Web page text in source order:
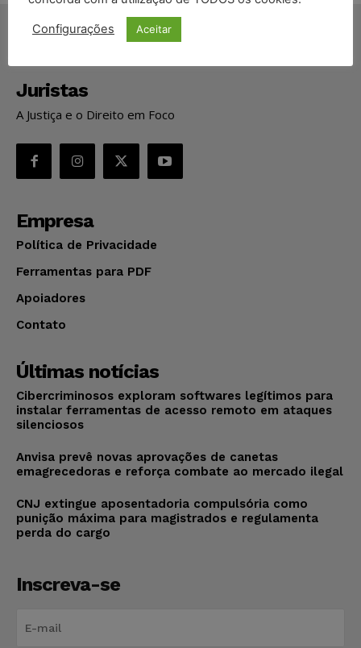
Juristas
A Justiça e o Direito em Foco
Empresa
Política de Privacidade
Ferramentas para PDF
Apoiadores
Contato
Últimas notícias
Cibercriminosos exploram softwares legítimos para
instalar ferramentas de acesso remoto em ataques
silenciosos
Anvisa prevê novas aprovações de canetas
emagrecedoras e reforça combate ao mercado ilegal
CNJ extingue aposentadoria compulsória como
punição máxima para magistrados e regulamenta
perda do cargo
Inscreva-se
Configurações Aceitar